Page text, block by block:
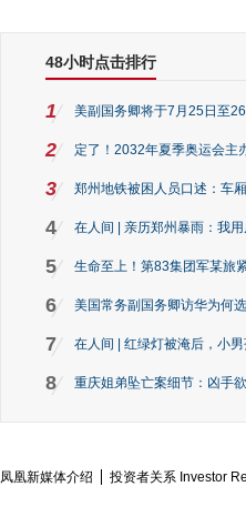
48小时点击排行
1 美副国务卿将于7月25日至
2 定了！2032年夏季奥运会主
3 郑州地铁被困人员口述：车
4 在人间 | 亲历郑州暴雨：我
5 生命至上！第83集团军某旅
6 美国常务副国务卿访华为何
7 在人间 | 红绿灯被淹后，小
8 重庆姐弟坠亡案细节：凶手
凤凰新媒体介绍 投资者关系 Investor